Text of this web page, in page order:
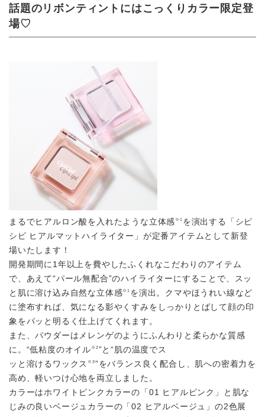
話題のリボンティントにはこっくりカラー限定登
場♡
まるでヒアルロン酸を⼊れたような⽴体感 ※1 を演出する「シピ
シピ ヒアルマットハイライター」が定番アイテムとして新登
場いたします！
開発期間に1年以上を費やしたふくれなこだわりのアイテム
で、あえて“パール無配合”のハイライターにすることで、スッ
と肌に溶け込み⾃然な⽴体感※1 を演出。クマやほうれい線など
に塗布すれば、気になる影やくすみをしっかりとばして顔の印
象をパッと明るく仕上げてくれます。
また、パウダーはメレンゲのようにふんわりと柔らかな質感
に。“低粘度のオイル ※2”と“肌の温度でス
ッと溶けるワックス ※3”をバランス良く配合し、肌への密着⼒を
⾼め、軽いつけ⼼地を両⽴しました。
カラーはホワイトピンクカラーの「01 ヒアルピンク」と肌な
じみの良いベージュカラーの「02 ヒアルベージュ」の2⾊展